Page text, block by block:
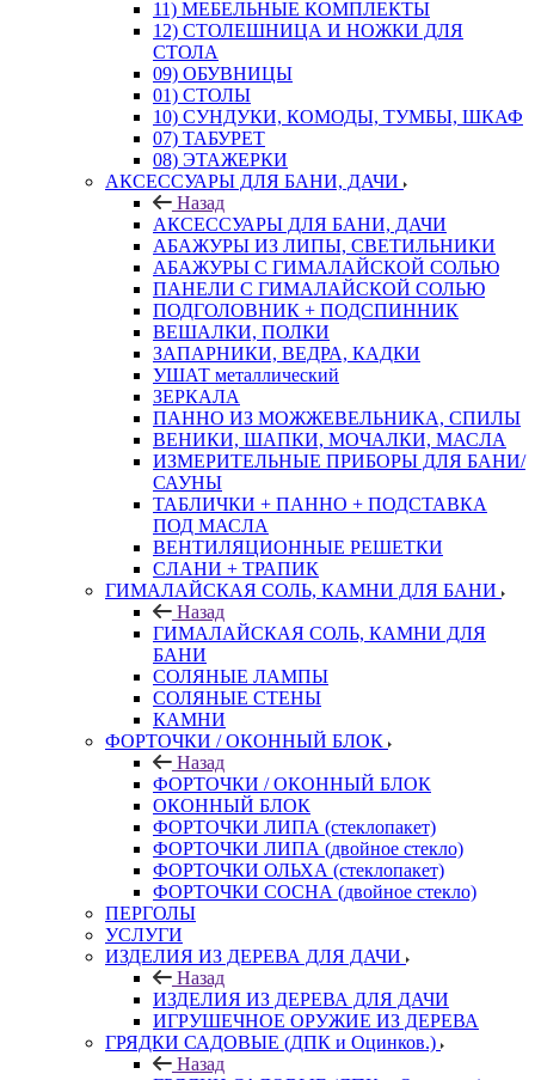
11) МЕБЕЛЬНЫЕ КОМПЛЕКТЫ
12) СТОЛЕШНИЦА И НОЖКИ ДЛЯ
СТОЛА
09) ОБУВНИЦЫ
01) СТОЛЫ
10) СУНДУКИ, КОМОДЫ, ТУМБЫ, ШКАФ
07) ТАБУРЕТ
08) ЭТАЖЕРКИ
АКСЕССУАРЫ ДЛЯ БАНИ, ДАЧИ
Назад
АКСЕССУАРЫ ДЛЯ БАНИ, ДАЧИ
АБАЖУРЫ ИЗ ЛИПЫ, СВЕТИЛЬНИКИ
АБАЖУРЫ С ГИМАЛАЙСКОЙ СОЛЬЮ
ПАНЕЛИ С ГИМАЛАЙСКОЙ СОЛЬЮ
ПОДГОЛОВНИК + ПОДСПИННИК
ВЕШАЛКИ, ПОЛКИ
ЗАПАРНИКИ, ВЕДРА, КАДКИ
УШАТ металлический
ЗЕРКАЛА
ПАННО ИЗ МОЖЖЕВЕЛЬНИКА, СПИЛЫ
ВЕНИКИ, ШАПКИ, МОЧАЛКИ, МАСЛА
ИЗМЕРИТЕЛЬНЫЕ ПРИБОРЫ ДЛЯ БАНИ/
САУНЫ
ТАБЛИЧКИ + ПАННО + ПОДСТАВКА
ПОД МАСЛА
ВЕНТИЛЯЦИОННЫЕ РЕШЕТКИ
СЛАНИ + ТРАПИК
ГИМАЛАЙСКАЯ СОЛЬ, КАМНИ ДЛЯ БАНИ
Назад
ГИМАЛАЙСКАЯ СОЛЬ, КАМНИ ДЛЯ
БАНИ
СОЛЯНЫЕ ЛАМПЫ
СОЛЯНЫЕ СТЕНЫ
КАМНИ
ФОРТОЧКИ / ОКОННЫЙ БЛОК
Назад
ФОРТОЧКИ / ОКОННЫЙ БЛОК
ОКОННЫЙ БЛОК
ФОРТОЧКИ ЛИПА (стеклопакет)
ФОРТОЧКИ ЛИПА (двойное стекло)
ФОРТОЧКИ ОЛЬХА (стеклопакет)
ФОРТОЧКИ СОСНА (двойное стекло)
ПЕРГОЛЫ
УСЛУГИ
ИЗДЕЛИЯ ИЗ ДЕРЕВА ДЛЯ ДАЧИ
Назад
ИЗДЕЛИЯ ИЗ ДЕРЕВА ДЛЯ ДАЧИ
ИГРУШЕЧНОЕ ОРУЖИЕ ИЗ ДЕРЕВА
ГРЯДКИ САДОВЫЕ (ДПК и Оцинков.)
Назад